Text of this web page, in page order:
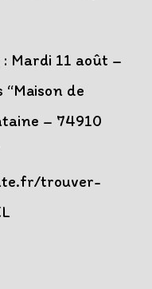
Mardi 11 août –
“Maison de
– 74910
trouver-